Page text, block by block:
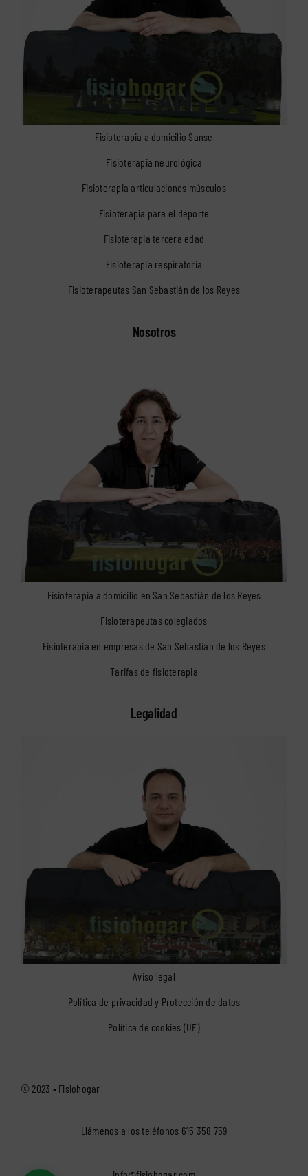
Fisioterapia a domicilio Sanse
Fisioterapia neurológica
Fisioterapia articulaciones músculos
Fisioterapia para el deporte
Fisioterapia tercera edad
Fisioterapia respiratoria
Fisioterapeutas San Sebastián de los Reyes
Nosotros
Fisioterapia a domicilio en San Sebastián de los Reyes
Fisioterapeutas colegiados
Fisioterapia en empresas de San Sebastián de los Reyes
Tarifas de fisioterapia
Legalidad
Aviso legal
Política de privacidad y Protección de datos
Política de cookies (UE)
© 2023 • Fisiohogar
Llámenos a los teléfonos 615 358 759
1